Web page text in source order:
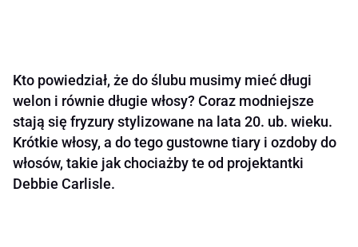
Kto powiedział, że do ślubu musimy mieć długi
welon i równie długie włosy? Coraz modniejsze
stają się fryzury stylizowane na lata 20. ub. wieku.
Krótkie włosy, a do tego gustowne tiary i ozdoby do
włosów, takie jak chociażby te od projektantki
Debbie Carlisle.